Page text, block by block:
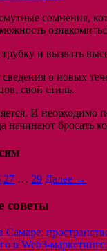
сомнения,
и вызвать
о новых
свой стиль.
И необходимо
начинают бросать
27 … 29 Далее →
советы
в Web3-